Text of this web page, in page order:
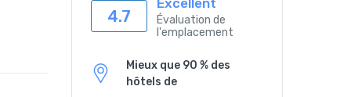
4.7
Excellent
Évaluation de
l'emplacement
Mieux que 90 % des
hôtels de